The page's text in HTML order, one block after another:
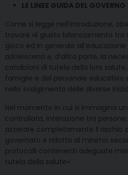
LE LINEE GUIDA DEL GOVERNO
Come si legge nell’introduzione,
trovare «il giusto bilanciamento tra
gioco ed in generale
adolescenti e, d’altra parte, la
condizioni di tutela della loro
famiglie e del personale educativo
nello svolgimento delle diverse
Nel momento in cui si immagina
controllata, interazione tra
azzerare completamente il rischio
governato e ridotto al minimo
protocolli contenenti adeguate
tutela della salute».